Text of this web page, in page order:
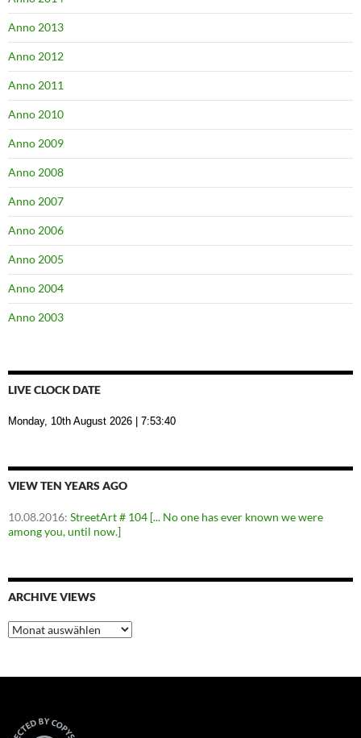
Anno 2013
Anno 2012
Anno 2011
Anno 2010
Anno 2009
Anno 2008
Anno 2007
Anno 2006
Anno 2005
Anno 2004
Anno 2003
LIVE CLOCK DATE
Monday, 10th August 2026 | 7:53:41
VIEW TEN YEARS AGO
10.08.2016: StreetArt # 104 [... No one has ever known we were
among you, until now.]
ARCHIVE VIEWS
Archive
Views